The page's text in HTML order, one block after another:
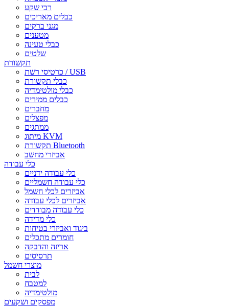
רבי שקע
כבלים מאריכים
מגני ברקים
מטענים
כבלי טעינה
שלטים
תקשורת
כרטיסי רשת / USB
כבלי תקשורת
כבלי מולטימדיה
כבלים ממירים
מחברים
מפצלים
ממתגים
מיתוג KVM
תקשורת Bluetooth
אביזרי מחשב
כלי עבודה
כלי עבודה ידניים
כלי עבודה חשמליים
אביזרים לכלי חשמל
אביזרים לכלי עבודה
כלי עבודה מבודדים
כלי מדידה
ביגוד ואביזרי בטיחות
חומרים מתכלים
אריזה והדבקה
תרסיסים
מוצרי חשמל
לבית
למטבח
מולטימדיה
מפסקים ושקעים